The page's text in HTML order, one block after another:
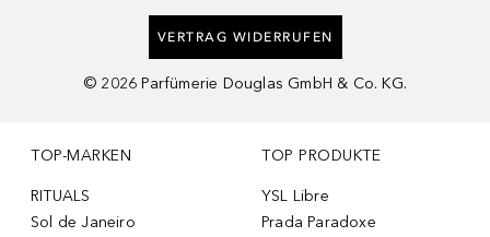
VERTRAG WIDERRUFEN
© 2026 Parfümerie Douglas GmbH & Co. KG.
TOP-MARKEN
RITUALS
Sol de Janeiro
TOP PRODUKTE
YSL Libre
Prada Paradoxe